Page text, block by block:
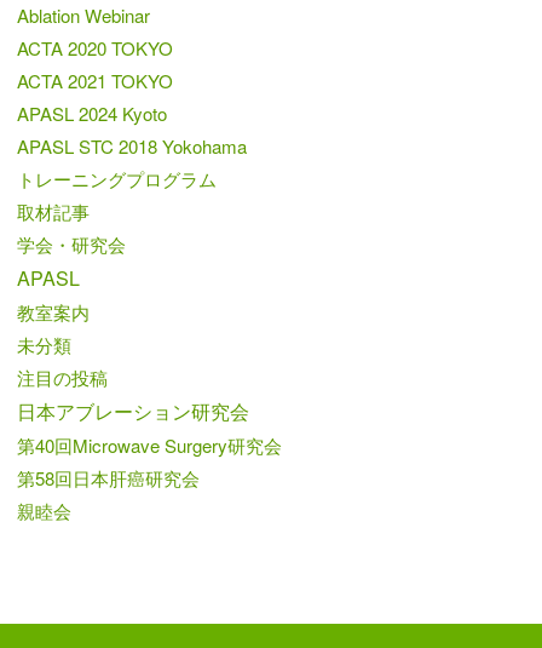
Ablation Webinar
ACTA 2020 TOKYO
ACTA 2021 TOKYO
APASL 2024 Kyoto
APASL STC 2018 Yokohama
トレーニングプログラム
取材記事
学会・研究会
APASL
教室案内
未分類
注目の投稿
日本アブレーション研究会
第40回Microwave Surgery研究会
第58回日本肝癌研究会
親睦会